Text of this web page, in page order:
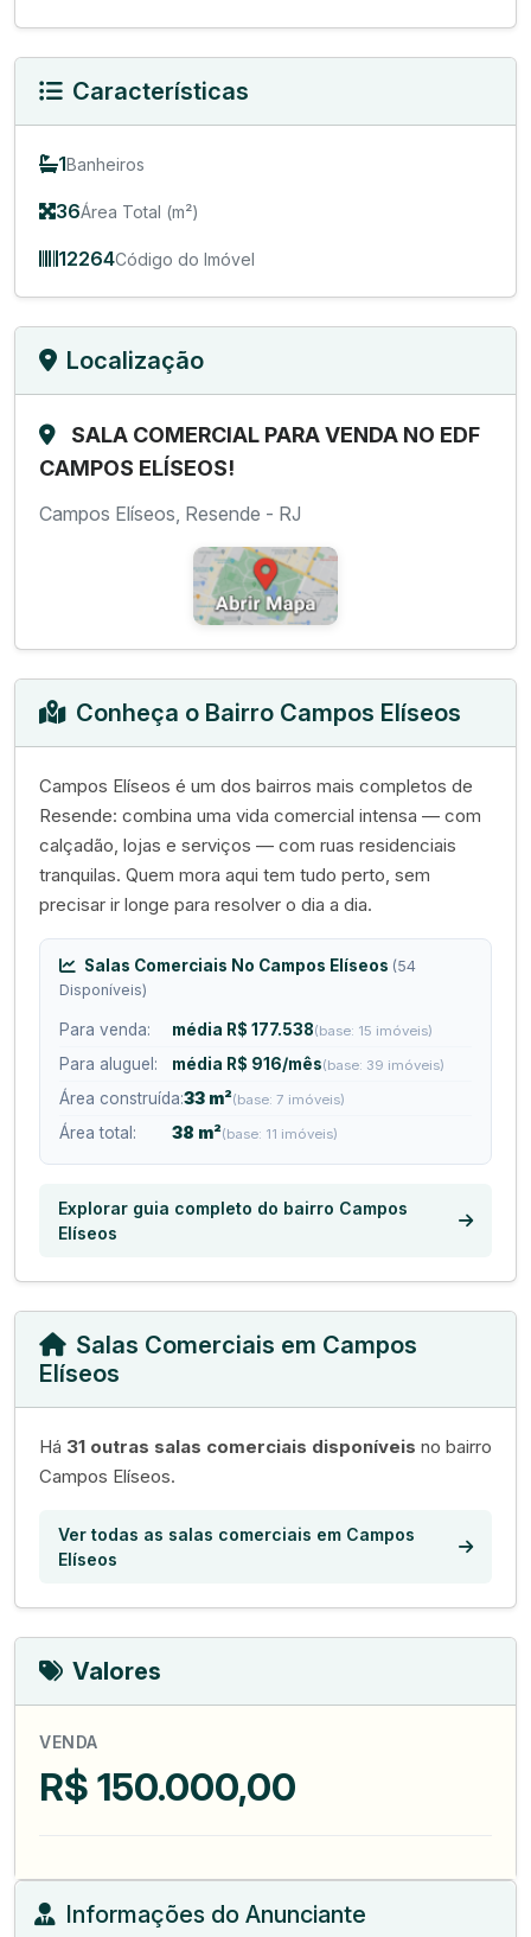
Características
1Banheiros
36Área Total (m²)
12264Código do Imóvel
Localização
SALA COMERCIAL PARA VENDA NO EDF
CAMPOS ELÍSEOS!
Campos Elíseos, Resende - RJ
Conheça o Bairro Campos Elíseos
Campos Elíseos é um dos bairros mais completos de
Resende: combina uma vida comercial intensa — com
calçadão, lojas e serviços — com ruas residenciais
tranquilas. Quem mora aqui tem tudo perto, sem
precisar ir longe para resolver o dia a dia.
Salas Comerciais No Campos Elíseos (54
Disponíveis)
Para venda: média R$ 177.538(base: 15 imóveis)
Para aluguel: média R$ 916/mês(base: 39 imóveis)
Área construída:33 m²(base: 7 imóveis)
Área total: 38 m²(base: 11 imóveis)
Explorar guia completo do bairro Campos
Elíseos
Salas Comerciais em Campos
Elíseos
Há 31 outras salas comerciais disponíveis no bairro
Campos Elíseos.
Ver todas as salas comerciais em Campos
Elíseos
Valores
VENDA
R$ 150.000,00
Informações do Anunciante